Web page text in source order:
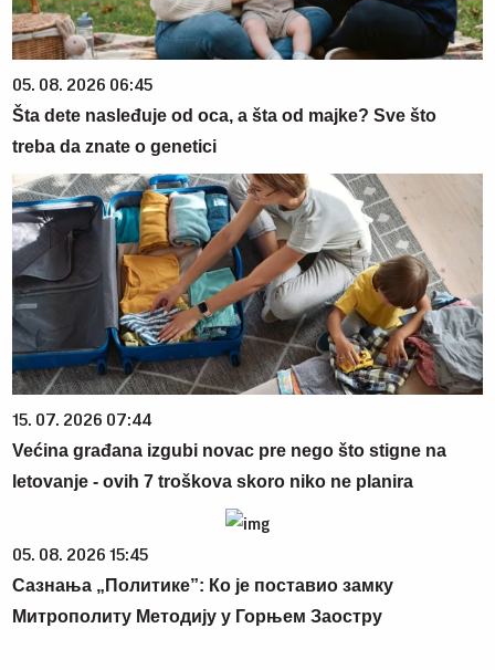
05. 08. 2026 06:45
Šta dete nasleđuje od oca, a šta od majke? Sve što
treba da znate o genetici
15. 07. 2026 07:44
Većina građana izgubi novac pre nego što stigne na
letovanje - ovih 7 troškova skoro niko ne planira
05. 08. 2026 15:45
Сазнања „Политике”: Ко је поставио замку
Митрополиту Методију у Горњем Заостру